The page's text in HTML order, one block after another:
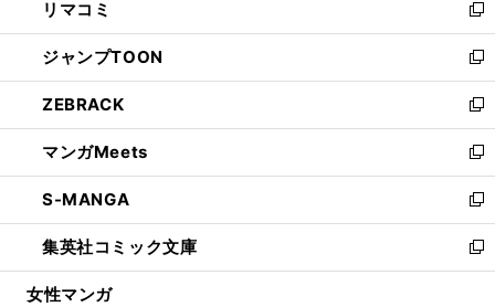
で
開
く
ド
ウ
で
開
く
ィ
ン
ド
ウ
で
開
く
い
ウ
ィ
ン
ド
ウ
で
開
く
リマコミ
新
し
い
ウ
ィ
ン
ド
ウ
で
開
く
ジャンプTOON
新
し
い
ウ
ィ
ン
ド
ウ
で
開
ZEBRACK
新
し
い
ウ
ィ
ン
ド
ウ
マンガMeets
新
し
い
ウ
ィ
ン
S-MANGA
新
し
い
ウ
集英社コミック文庫
新
し
女性マンガ